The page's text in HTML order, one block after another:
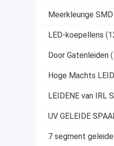
Meerkleurige SMD
LED-koepellens
Door Gatenleiden
Hoge Machts
LEIDENE van IRL
UV GELEIDE
7 segment